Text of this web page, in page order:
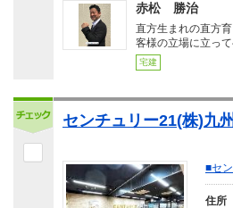
赤松 勝治
直方生まれの直方
客様の立場に立っ
宅建
センチュリー21(株)九
■セ
住所